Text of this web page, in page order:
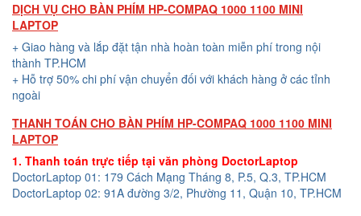
DỊCH VỤ CHO BÀN PHÍM HP-COMPAQ 1000 1100 MINI
LAPTOP
+ Giao hàng và lắp đặt tận nhà hoàn toàn miễn phí trong nội
thành TP.HCM
+ Hỗ trợ 50% chi phí vận chuyển đối với khách hàng ở các tỉnh
ngoài
THANH TOÁN CHO BÀN PHÍM HP-COMPAQ 1000 1100 MINI
LAPTOP
1. Thanh toán trực tiếp tại văn phòng DoctorLaptop
DoctorLaptop 01: 179 Cách Mạng Tháng 8, P.5, Q.3, TP.HCM
DoctorLaptop 02: 91A đường 3/2, Phường 11, Quận 10, TP.HCM